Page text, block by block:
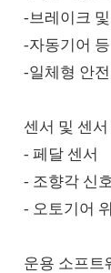
-브레이크
-자동기어
-일체형 안
센서 및 센
- 페달 센서
- 조향각 신
- 오토기어
운용 소프트